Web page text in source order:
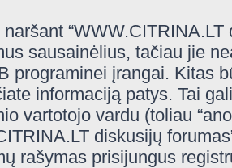
naršant
sausainėlius, tačiau jie
programinei įrangai. Kitas
informaciją patys. Tai
vartotojo vardu (toliau
diskusijų
rašymas prisijungus